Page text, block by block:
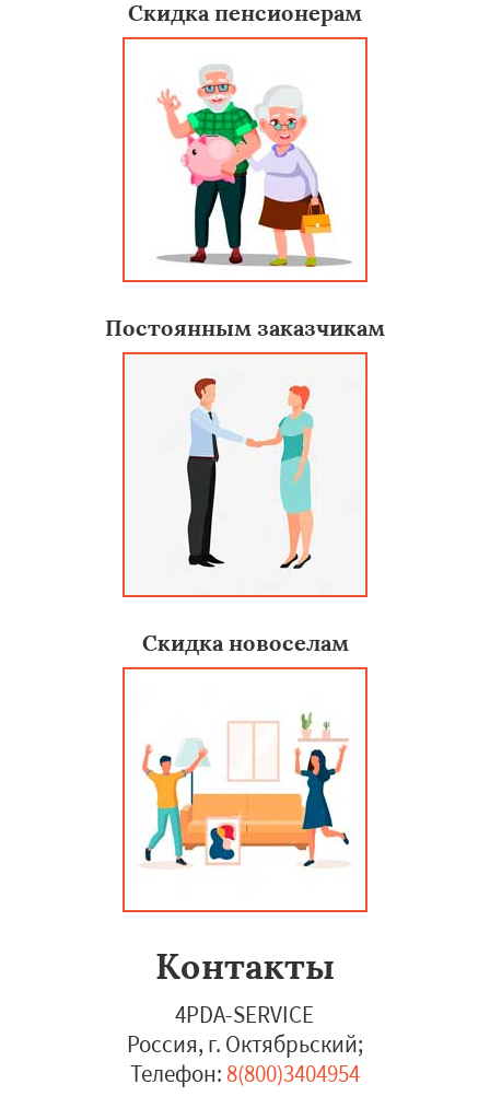
Скидка пенсионерам
Постоянным заказчикам
Скидка новоселам
Контакты
4PDA-SERVICE
Россия, г. Октябрьский;
Телефон: 8(800)3404954